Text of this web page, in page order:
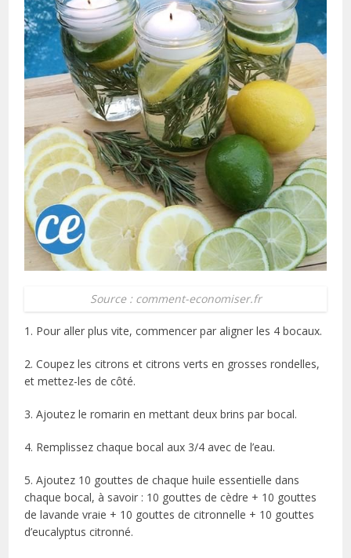
Source : comment-economiser.fr
1. Pour aller plus vite, commencer par aligner les 4 bocaux.
2. Coupez les citrons et citrons verts en grosses rondelles,
et mettez-les de côté.
3. Ajoutez le romarin en mettant deux brins par bocal.
4. Remplissez chaque bocal aux 3/4 avec de l’eau.
5. Ajoutez 10 gouttes de chaque huile essentielle dans
chaque bocal, à savoir : 10 gouttes de cèdre + 10 gouttes
de lavande vraie + 10 gouttes de citronnelle + 10 gouttes
d’eucalyptus citronné.